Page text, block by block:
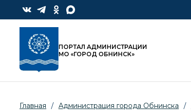
ПОРТАЛ АДМИНИСТРАЦИИ
МО «ГОРОД ОБНИНСК»
Главная / Администрация города Обнинска /